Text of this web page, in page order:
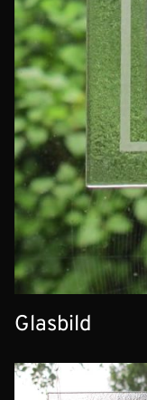
Glasbild